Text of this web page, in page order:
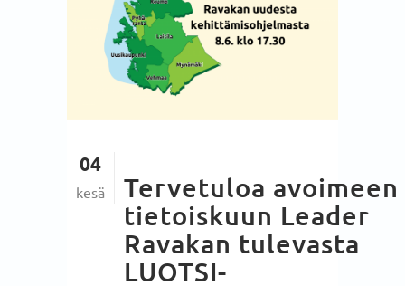
04
kesä
Tervetuloa avoimeen
tietoiskuun Leader
Ravakan tulevasta
LUOTSI-